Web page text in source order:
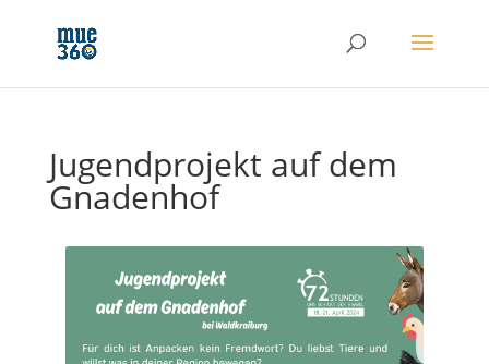
Jugendprojekt auf dem
Gnadenhof